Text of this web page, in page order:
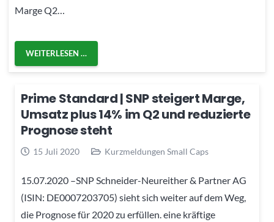
Marge Q2…
WEITERLESEN …
Prime Standard | SNP steigert Marge,
Umsatz plus 14% im Q2 und reduzierte
Prognose steht
15 Juli 2020 Kurzmeldungen Small Caps
15.07.2020 –SNP Schneider-Neureither & Partner AG
(ISIN: DE0007203705) sieht sich weiter auf dem Weg,
die Prognose für 2020 zu erfüllen. eine kräftige